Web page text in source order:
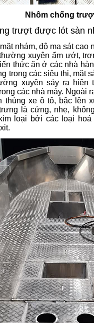
Nhôm chống
trượt được lót sàn
nhám, độ ma sát
xuyên ẩm ướt,
thức ăn ở các nhà
trong các siêu thị, mặt
xuyên sảy ra
các nhà máy. Ngoài
thùng xe ô tô, bậc lên
là cứng, nhẹ,
loại bởi các loại